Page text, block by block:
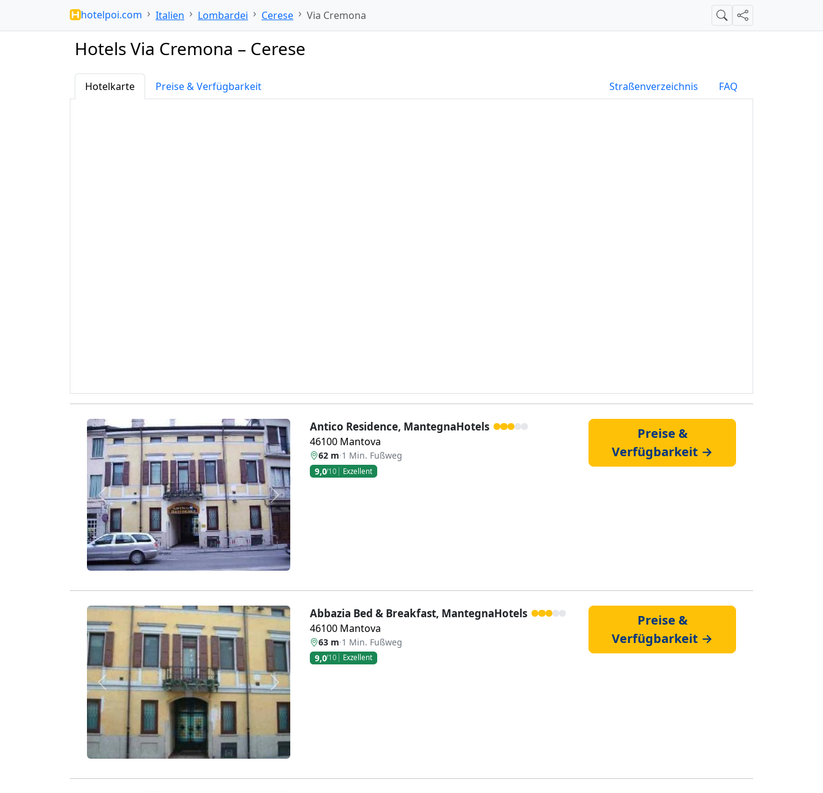
hotelpoi.com Italien Lombardei Cerese Via Cremona SucheTeilen
Hotels Via Cremona – Cerese
Hotelkarte Preise & Verfügbarkeit Straßenverzeichnis FAQ
Zurück Weiter
Antico Residence, MantegnaHotels
46100 Mantova
62 m·1 Min. Fußweg
9,0/10 Exzellent
Preise &
Verfügbarkeit →
Zurück Weiter
Abbazia Bed & Breakfast, MantegnaHotels
46100 Mantova
63 m·1 Min. Fußweg
9,0/10 Exzellent
Preise &
Verfügbarkeit →